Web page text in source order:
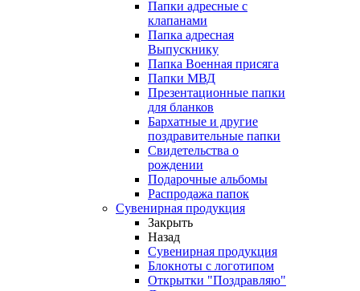
Папки адресные с
клапанами
Папка адресная
Выпускнику
Папка Военная присяга
Папки МВД
Презентационные папки
для бланков
Бархатные и другие
поздравительные папки
Свидетельства о
рождении
Подарочные альбомы
Распродажа папок
Сувенирная продукция
Закрыть
Назад
Сувенирная продукция
Блокноты с логотипом
Открытки "Поздравляю"